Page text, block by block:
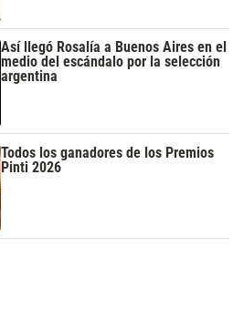
Así llegó Rosalía a Buenos Aires en el
medio del escándalo por la selección
argentina
Todos los ganadores de los Premios
Pinti 2026